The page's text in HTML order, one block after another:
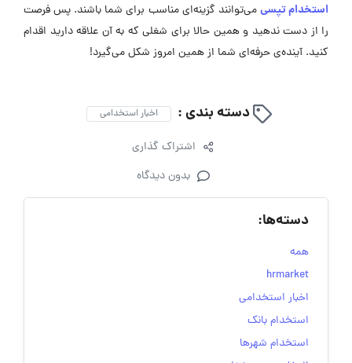
استخدام تپسیمی‌توانند گزینه‌ای مناسب برای شما باشند. پس فرصت
را از دست ندهید و همین حالا برای شغلی که به آن علاقه دارید اقدام
کنید. آینده‌ی حرفه‌ای شما از همین امروز شکل می‌گیرد!
دسته بندی : اخبار استخدامی
اشتراک گذاری
بدون دیدگاه
دسته‌ها:
همه
hrmarket
اخبار استخدامی
استخدام بانک
استخدام شهرها